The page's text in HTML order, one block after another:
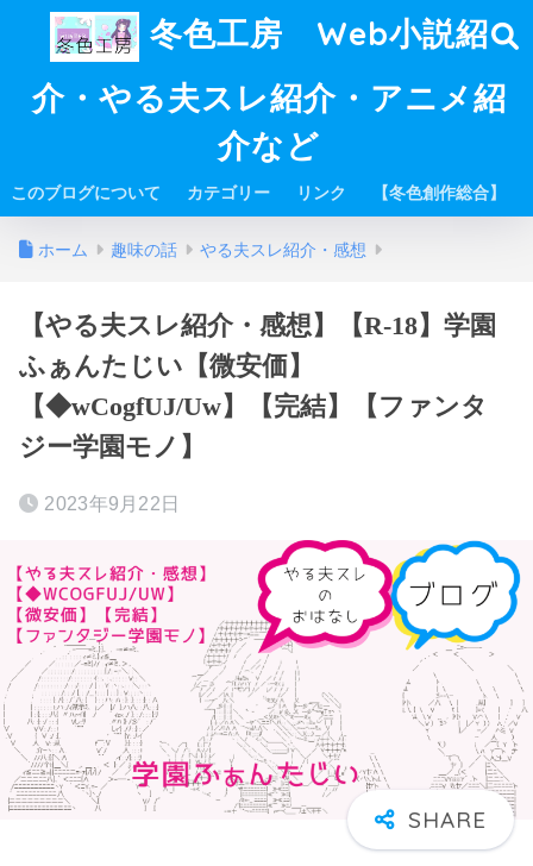
冬色工房 Web小説紹
介・やる夫スレ紹介・アニメ紹
介など
このブログについて カテゴリー リンク 【冬色創作総合】
ホーム 趣味の話 やる夫スレ紹介・感想
【やる夫スレ紹介・感想】【R-18】学園
ふぁんたじい【微安価】
【◆wCogfUJ/Uw】【完結】【ファンタ
ジー学園モノ】
2023年9月22日